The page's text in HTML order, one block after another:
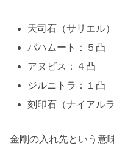
天司石（サリエル
バハムート：５凸
アヌビス：４凸
ジルニトラ：１凸
刻印石（ナイアル
金剛の入れ先という意